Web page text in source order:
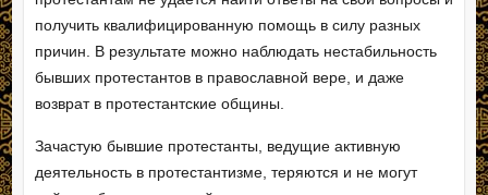
получить квалифицированную помощь в силу разных
причин. В результате можно наблюдать нестабильность
бывших протестантов в православной вере, и даже
возврат в протестантские общины.
Зачастую бывшие протестанты, ведущие активную
деятельность в протестантизме, теряются и не могут